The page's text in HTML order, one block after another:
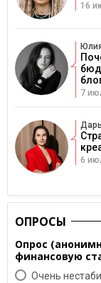
16
7
6
ОПРОСЫ
Опрос
финансовую
Очень